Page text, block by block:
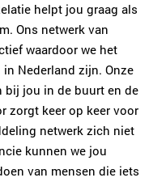
helpt jou graag als
Ons netwerk van
waardoor we het
Nederland zijn. Onze
jou in de buurt en de
zorgt keer op keer voor
netwerk zich niet
kunnen we jou
van mensen die iets